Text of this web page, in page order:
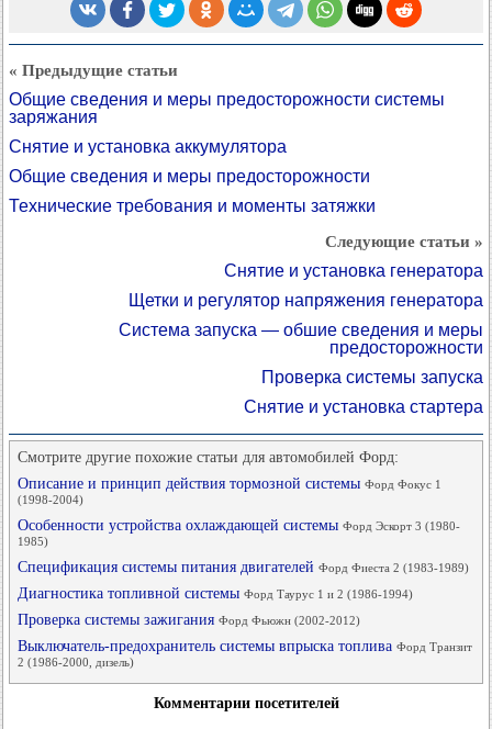
« Предыдущие статьи
Общие сведения и меры предосторожности системы
заряжания
Снятие и установка аккумулятора
Общие сведения и меры предосторожности
Технические требования и моменты затяжки
Следующие статьи »
Снятие и установка генератора
Щетки и регулятор напряжения генератора
Система запуска — обшие сведения и меры
предосторожности
Проверка системы запуска
Снятие и установка стартера
Смотрите другие похожие статьи для автомобилей Форд:
Описание и принцип действия тормозной системы Форд Фокус 1
(1998-2004)
Особенности устройства охлаждающей системы Форд Эскорт 3 (1980-
1985)
Спецификация системы питания двигателей Форд Фиеста 2 (1983-1989)
Диагностика топливной системы Форд Таурус 1 и 2 (1986-1994)
Проверка системы зажигания Форд Фьюжн (2002-2012)
Выключатель-предохранитель системы впрыска топлива Форд Транзит
2 (1986-2000, дизель)
Комментарии посетителей